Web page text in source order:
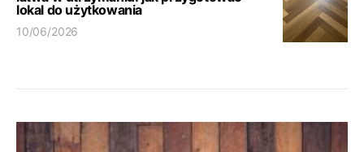
lokal do użytkowania
10/06/2026